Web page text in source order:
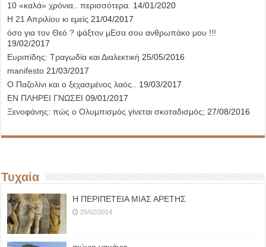
10 «καλά» χρόνια.. περισσότερα. 14/01/2020
Η 21 Απριλίου κι εμείς 21/04/2017
όσο για τον Θεό ? ψάξτον μΕσα σου ανθρωπάκο μου !!!
19/02/2017
Ευριπίδης: Τραγωδία και Διαλεκτική 25/05/2016
manifesto 21/03/2017
Ο Παζολίνι και ο ξεχασμένος λαός..
19/03/2017
ΕΝ ΠΛΗΡΕΙ ΓΝΩΣΕΙ 09/01/2017
Ξενοφάνης: πώς ο Ολυμπισμός γίνεται σκοταδισμός; 27/08/2016
Τυχαία
Η ΠΕΡΙΠΕΤΕΙΑ ΜΙΑΣ ΑΡΕΤΗΣ
25/02/2014